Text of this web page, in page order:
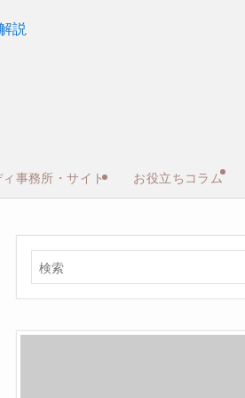
事務所・サイト お役立ちコラム